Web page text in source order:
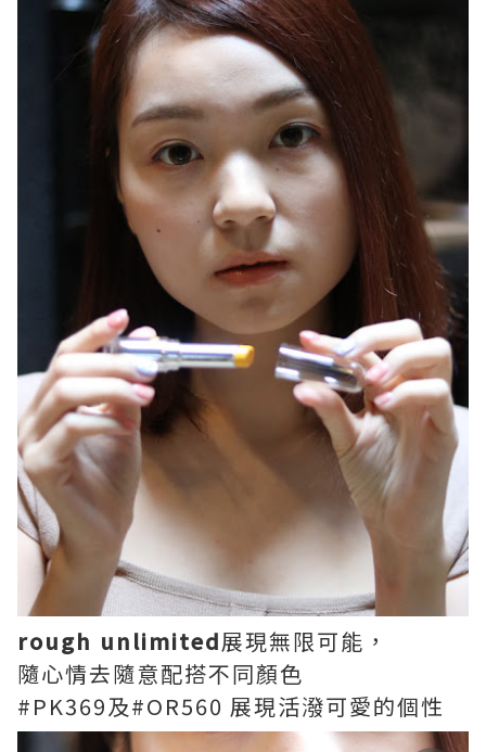
rough unlimited展現無限可能，
隨心情去隨意配搭不同顏色
#PK369及#OR560 展現活潑可愛的個性